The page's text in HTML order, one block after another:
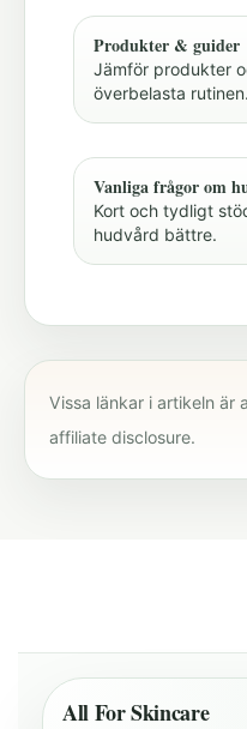
Produkter & guider
Jämför produkter
överbelasta rutinen.
Vanliga frågor om
Kort och tydligt
hudvård bättre.
Vissa länkar i artikeln är
affiliate disclosure.
All For Skincare